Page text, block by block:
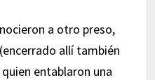
a otro preso,
allí también
entablaron una